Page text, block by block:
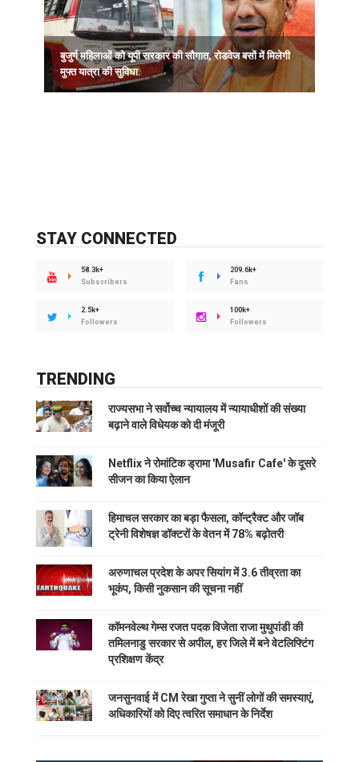
बुजुर्ग महिलाओं को यूपी सरकार की सौगात, रोडवेज बसों में मिलेगी
मुफ्त यात्रा की सुविधा.
STAY CONNECTED
58.3k+
Subscribers
209.6k+
Fans
2.5k+
Followers
100k+
Followers
TRENDING
राज्यसभा ने सर्वोच्च न्यायालय में न्यायाधीशों की संख्या
बढ़ाने वाले विधेयक को दी मंजूरी
Netflix ने रोमांटिक ड्रामा 'Musafir Cafe' के दूसरे
सीजन का किया ऐलान
हिमाचल सरकार का बड़ा फैसला, कॉन्ट्रैक्ट और जॉब
ट्रेनी विशेषज्ञ डॉक्टरों के वेतन में 78% बढ़ोतरी
अरुणाचल प्रदेश के अपर सियांग में 3.6 तीव्रता का
भूकंप, किसी नुकसान की सूचना नहीं
कॉमनवेल्थ गेम्स रजत पदक विजेता राजा मुथुपांडी की
तमिलनाडु सरकार से अपील, हर जिले में बने वेटलिफ्टिंग
प्रशिक्षण केंद्र
जनसुनवाई में CM रेखा गुप्ता ने सुनीं लोगों की समस्याएं,
अधिकारियों को दिए त्वरित समाधान के निर्देश